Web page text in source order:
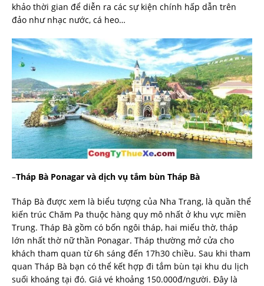
khảo thời gian để diễn ra các sự kiện chính hấp dẫn trên
đảo như nhạc nước, cá heo…
–Tháp Bà Ponagar và dịch vụ tắm bùn Tháp Bà
Tháp Bà được xem là biểu tượng của Nha Trang, là quần thể
kiến trúc Chăm Pa thuộc hàng quy mô nhất ở khu vực miền
Trung. Tháp Bà gồm có bốn ngôi tháp, hai miếu thờ, tháp
lớn nhất thờ nữ thần Ponagar. Tháp thường mở cửa cho
khách tham quan từ 6h sáng đến 17h30 chiều. Sau khi tham
quan Tháp Bà bạn có thể kết hợp đi tắm bùn tại khu du lịch
suối khoáng tại đó. Giá vé khoảng 150.000đ/người. Đây là